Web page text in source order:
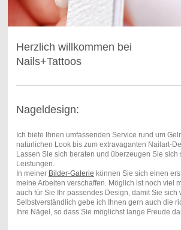
Herzlich willkommen
Nails+Tattoos
Nageldesign:
Ich biete Ihnen umfassenden Service rund um
natürlichen Look bis zum extravaganten Nailart-
Lassen Sie sich beraten und überzeugen Sie sich
Leistungen.
In meiner Bilder-Galerie können Sie sich einen
meine Arbeiten verschaffen. Möglich ist noch viel
auch für Sie Ihr passendes Design, damit Sie sich
Selbstverständlich gebe ich Ihnen gern auch die
Ihre Nägel, so dass Sie möglichst lange Freude